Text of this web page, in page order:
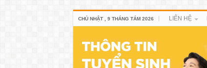
CHỦ NHẬT , 9 THÁNG TÁM 2026 LIÊN HỆ